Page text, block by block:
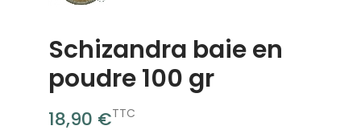
Schizandra baie en
poudre 100 gr
18,90 €TTC